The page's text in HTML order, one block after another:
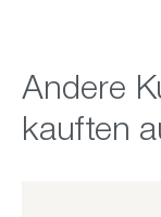
Produktgalerie
Andere
kauften